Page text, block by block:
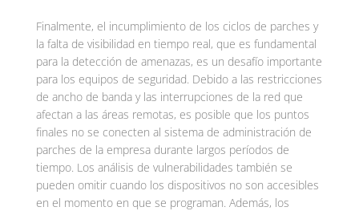
Finalmente, el incumplimiento de los ciclos de parches y
la falta de visibilidad en tiempo real, que es fundamental
para la detección de amenazas, es un desafío importante
para los equipos de seguridad. Debido a las restricciones
de ancho de banda y las interrupciones de la red que
afectan a las áreas remotas, es posible que los puntos
finales no se conecten al sistema de administración de
parches de la empresa durante largos períodos de
tiempo. Los análisis de vulnerabilidades también se
pueden omitir cuando los dispositivos no son accesibles
en el momento en que se programan. Además, los